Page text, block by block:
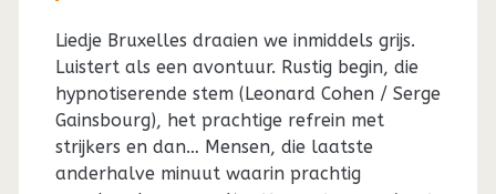
Liedje Bruxelles draaien we inmiddels grijs.
Luistert als een avontuur. Rustig begin, die
hypnotiserende stem (Leonard Cohen / Serge
Gainsbourg), het prachtige refrein met
strijkers en dan… Mensen, die laatste
anderhalve minuut waarin prachtig